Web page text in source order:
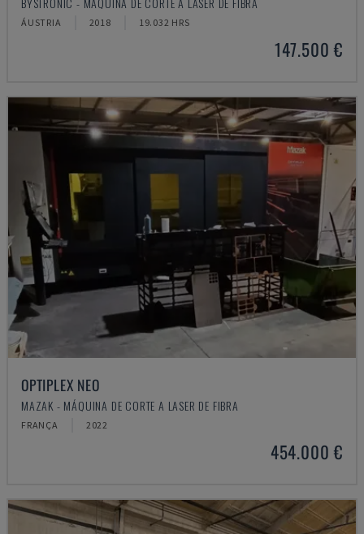
ÁUSTRIA 2018 19.032 HRS
147.500 €
OPTIPLEX NEO
MAZAK - MÁQUINA DE CORTE A LASER DE FIBRA
FRANÇA 2022
454.000 €